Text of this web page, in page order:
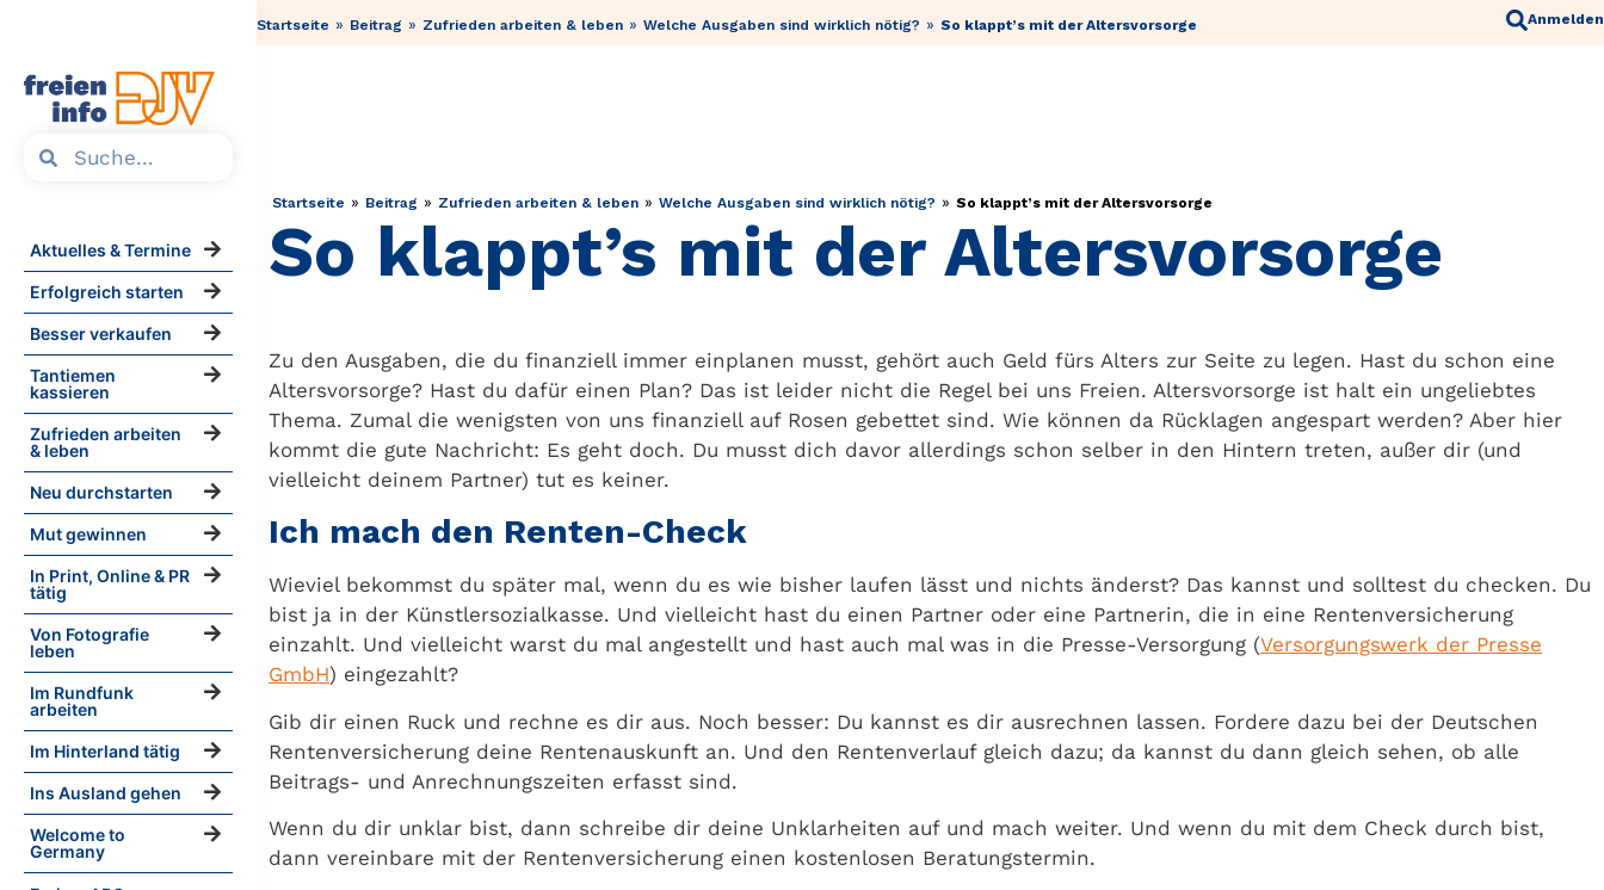
Aktuelles & Termine
Erfolgreich starten
Besser verkaufen
Tantiemen
kassieren
Zufrieden arbeiten
& leben
Neu durchstarten
Mut gewinnen
In Print, Online & PR
tätig
Von Fotografie
leben
Im Rundfunk
arbeiten
Im Hinterland tätig
Ins Ausland gehen
Welcome to
Germany
Startseite » Beitrag » Zufrieden arbeiten & leben »Welche Ausgaben sind wirklich nötig? »So klappt’s mit der Altersvorsorge Anmelden
Startseite » Beitrag » Zufrieden arbeiten & leben »Welche Ausgaben sind wirklich nötig? »So klappt’s mit der Altersvorsorge
So klappt’s mit der Altersvorsorge
Zu den Ausgaben, die du finanziell immer einplanen musst, gehört auch Geld fürs Alters zur Seite zu legen. Hast du schon eine
Altersvorsorge? Hast du dafür einen Plan? Das ist leider nicht die Regel bei uns Freien. Altersvorsorge ist halt ein ungeliebtes
Thema. Zumal die wenigsten von uns finanziell auf Rosen gebettet sind. Wie können da Rücklagen angespart werden? Aber hier
kommt die gute Nachricht: Es geht doch. Du musst dich davor allerdings schon selber in den Hintern treten, außer dir (und
vielleicht deinem Partner) tut es keiner.
Ich mach den Renten-Check
Wieviel bekommst du später mal, wenn du es wie bisher laufen lässt und nichts änderst? Das kannst und solltest du checken. Du
bist ja in der Künstlersozialkasse. Und vielleicht hast du einen Partner oder eine Partnerin, die in eine Rentenversicherung
einzahlt. Und vielleicht warst du mal angestellt und hast auch mal was in die Presse-Versorgung (Versorgungswerk der Presse
GmbH) eingezahlt?
Gib dir einen Ruck und rechne es dir aus. Noch besser: Du kannst es dir ausrechnen lassen. Fordere dazu bei der Deutschen
Rentenversicherung deine Rentenauskunft an. Und den Rentenverlauf gleich dazu; da kannst du dann gleich sehen, ob alle
Beitrags- und Anrechnungszeiten erfasst sind.
Wenn du dir unklar bist, dann schreibe dir deine Unklarheiten auf und mach weiter. Und wenn du mit dem Check durch bist,
dann vereinbare mit der Rentenversicherung einen kostenlosen Beratungstermin.